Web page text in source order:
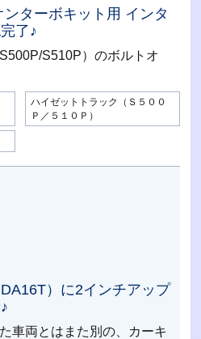
ターボキット用 インタ
了♪
S510P）のボルトオ
ハイゼットトラック（Ｓ５００
Ｐ／５１０Ｐ）
）に2インチアップ
車両とはまた別の、カーキ